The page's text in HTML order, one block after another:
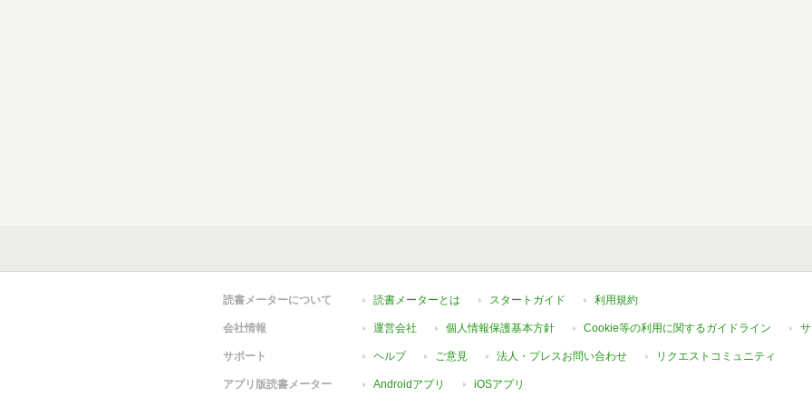
読書メーターについて 読書メーターとは スタートガイド 利用規約
会社情報 運営会社 個人情報保護基本方針 Cookie等の利用に関するガイドライン
サポート ヘルプ ご意見 法人・プレスお問い合わせ リクエストコミュニティ
アプリ版読書メーター Androidアプリ iOSアプリ